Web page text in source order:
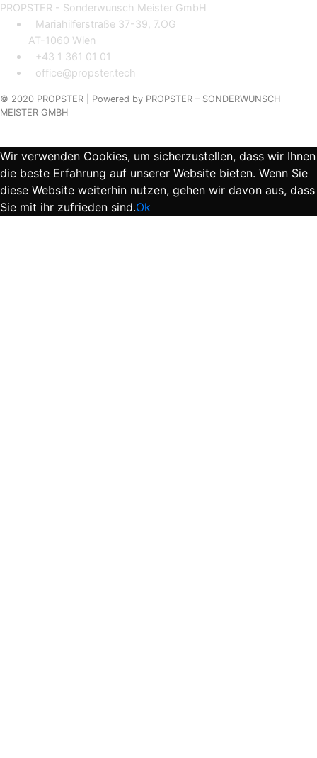
PROPSTER - Sonderwunsch Meister GmbH
Mariahilferstraße 37-39, 7.OG
AT-1060 Wien
+43 1 361 01 01
office@propster.tech
© 2020 PROPSTER | Powered by PROPSTER – SONDERWUNSCH
MEISTER GMBH
Wir verwenden Cookies, um sicherzustellen, dass wir Ihnen
die beste Erfahrung auf unserer Website bieten. Wenn Sie
diese Website weiterhin nutzen, gehen wir davon aus, dass
Sie mit ihr zufrieden sind.Ok